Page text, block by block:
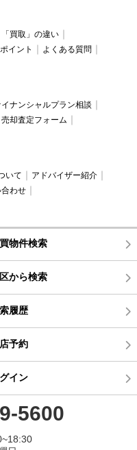
「買取」の違い
イント
よくある質問
イナンシャルプラン相談
売却査定フォーム
いて
アドバイザー紹介
わせ
物件検索
から検索
履歴
予約
イン
5600